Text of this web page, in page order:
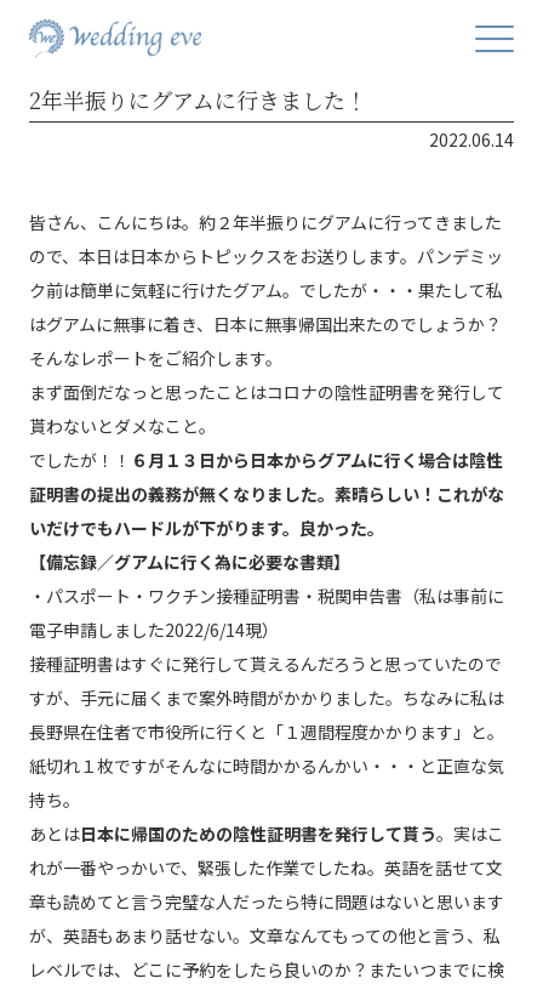
2年半振りにグアムに行きました！
2022.06.14
皆さん、こんにちは。約２年半振りにグアムに行ってきました
ので、本日は日本からトピックスをお送りします。パンデミッ
ク前は簡単に気軽に行けたグアム。でしたが・・・果たして私
はグアムに無事に着き、日本に無事帰国出来たのでしょうか？
そんなレポートをご紹介します。
まず面倒だなっと思ったことはコロナの陰性証明書を発行して
貰わないとダメなこと。
でしたが！！ ６月１３日から日本からグアムに行く場合は陰性
証明書の提出の義務が無くなりました。素晴らしい！これがな
いだけでもハードルが下がります。良かった。
【備忘録／グアムに行く為に必要な書類】
・パスポート・ワクチン接種証明書・税関申告書（私は事前に
電子申請しました2022/6/14現）
接種証明書はすぐに発行して貰えるんだろうと思っていたので
すが、手元に届くまで案外時間がかかりました。ちなみに私は
長野県在住者で市役所に行くと「１週間程度かかります」と。
紙切れ１枚ですがそんなに時間かかるんかい・・・と正直な気
持ち。
あとは日本に帰国のための陰性証明書を発行して貰う。実はこ
れが一番やっかいで、緊張した作業でしたね。英語を話せて文
章も読めてと言う完璧な人だったら特に問題はないと思います
が、英語もあまり話せない。文章なんてもっての他と言う、私
レベルでは、どこに予約をしたら良いのか？またいつまでに検